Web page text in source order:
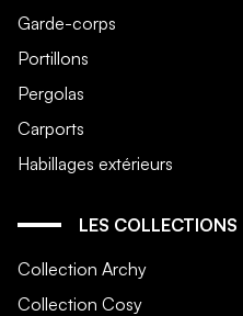
Garde-corps
Portillons
Pergolas
Carports
Habillages extérieurs
LES COLLECTIONS
Collection Archy
Collection Cosy